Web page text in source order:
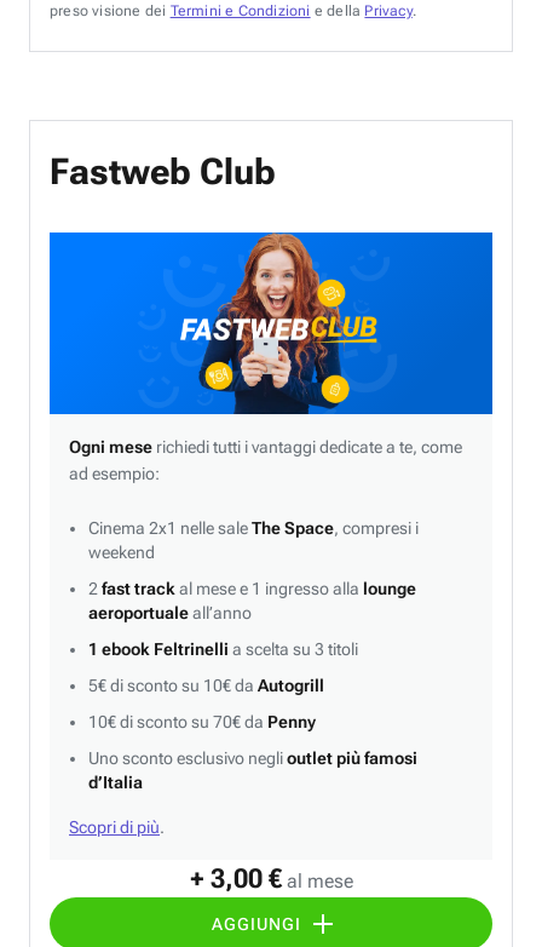
preso visione dei Termini e Condizioni e della Privacy.
Fastweb Club
+ 3,00 € al mese
AGGIUNGI
Ogni mese richiedi tutti i vantaggi dedicate a te, come
ad esempio:
Cinema 2x1 nelle saleThe Space, compresi i
weekend
2 fast track al mese e 1 ingresso alla lounge
aeroportualeall’anno
1 ebook Feltrinelli a scelta su 3 titoli
5€ di sconto su 10€ da Autogrill
10€ di sconto su 70€ da Penny
Uno sconto esclusivo neglioutlet più famosi
d’Italia
Scopri di più.